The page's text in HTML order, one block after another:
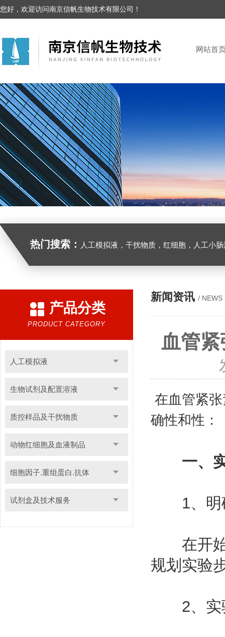
您好，欢迎访问南京信帆生物技术有限公司！
网站首
热门搜索： 人工模拟液，干扰物质，红细胞，人工小
产品分类
PRODUCT CATEGORY
人工模拟液
生物试剂及配置溶液
质控样品及干扰物质
动物红细胞及血液制品
细胞因子.重组蛋白.抗体
试剂盒及技术服务
新闻资讯 / NEWS
血管
在血管紧
确性和性：
一、
1、明
在开始
规划实验
2、实